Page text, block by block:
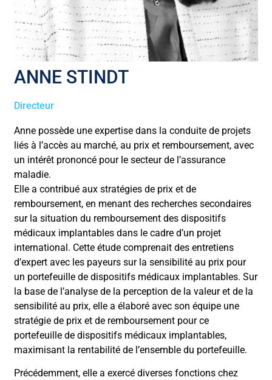
ANNE STINDT
Directeur
Anne possède une expertise dans la conduite de projets
liés à l’accès au marché, au prix et remboursement, avec
un intérêt prononcé pour le secteur de l’assurance
maladie.
Elle a contribué aux stratégies de prix et de
remboursement, en menant des recherches secondaires
sur la situation du remboursement des dispositifs
médicaux implantables dans le cadre d’un projet
international. Cette étude comprenait des entretiens
d’expert avec les payeurs sur la sensibilité au prix pour
un portefeuille de dispositifs médicaux implantables. Sur
la base de l’analyse de la perception de la valeur et de la
sensibilité au prix, elle a élaboré avec son équipe une
stratégie de prix et de remboursement pour ce
portefeuille de dispositifs médicaux implantables,
maximisant la rentabilité de l’ensemble du portefeuille.
Précédemment, elle a exercé diverses fonctions chez